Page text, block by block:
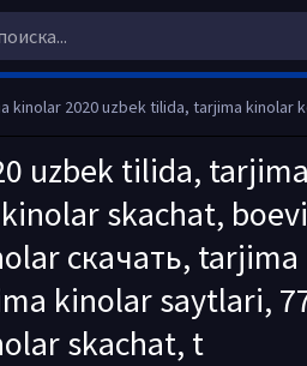
tilida, tarjima kinolar komediya, tarjima kinolar skachat, boevik tarjima kinolar, tarjima kinolar скачать, tarjima kinolar uzbek
uzbek tilida,
skachat,
скачать,
kinolar saytlari,
skachat, t